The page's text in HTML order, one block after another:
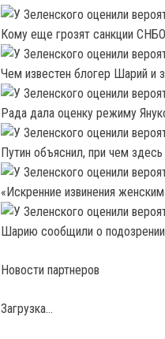
Кому еще грозят санкции
Чем известен блогер Шарий и
Рада дала оценку режиму
Путин объяснил, при чем
«Искренние извинения
Шарию сообщили о
Новости партнеров
Загрузка…